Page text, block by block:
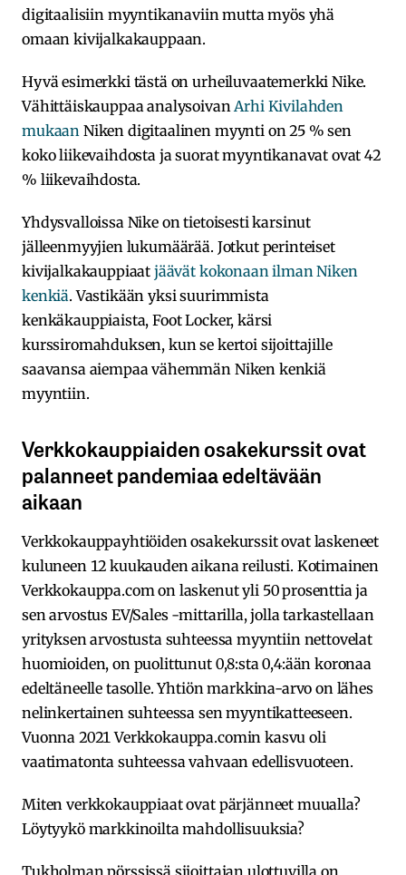
digitaalisiin myyntikanaviin mutta myös yhä
omaan kivijalkakauppaan.
Hyvä esimerkki tästä on urheiluvaatemerkki Nike.
Vähittäiskauppaa analysoivan Arhi Kivilahden
mukaan Niken digitaalinen myynti on 25 % sen
koko liikevaihdosta ja suorat myyntikanavat ovat 42
% liikevaihdosta.
Yhdysvalloissa Nike on tietoisesti karsinut
jälleenmyyjien lukumäärää. Jotkut perinteiset
kivijalkakauppiaat jäävät kokonaan ilman Niken
kenkiä. Vastikään yksi suurimmista
kenkäkauppiaista, Foot Locker, kärsi
kurssiromahduksen, kun se kertoi sijoittajille
saavansa aiempaa vähemmän Niken kenkiä
myyntiin.
Verkkokauppiaiden osakekurssit ovat
palanneet pandemiaa edeltävään
aikaan
Verkkokauppayhtiöiden osakekurssit ovat laskeneet
kuluneen 12 kuukauden aikana reilusti. Kotimainen
Verkkokauppa.com on laskenut yli 50 prosenttia ja
sen arvostus EV/Sales -mittarilla, jolla tarkastellaan
yrityksen arvostusta suhteessa myyntiin nettovelat
huomioiden, on puolittunut 0,8:sta 0,4:ään koronaa
edeltäneelle tasolle. Yhtiön markkina-arvo on lähes
nelinkertainen suhteessa sen myyntikatteeseen.
Vuonna 2021 Verkkokauppa.comin kasvu oli
vaatimatonta suhteessa vahvaan edellisvuoteen.
Miten verkkokauppiaat ovat pärjänneet muualla?
Löytyykö markkinoilta mahdollisuuksia?
Tukholman pörssissä sijoittajan ulottuvilla on